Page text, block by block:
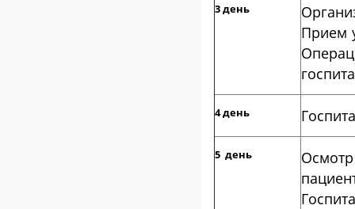
3 день
Прием
4 день
5 день